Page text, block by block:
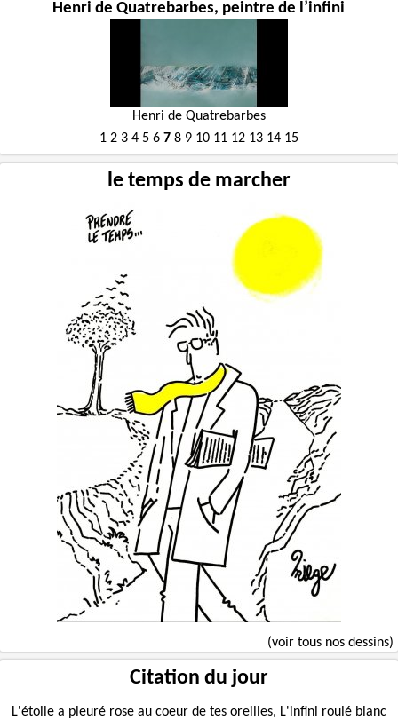
Henri de Quatrebarbes, peintre de l’infini
Henri de Quatrebarbes
1 2 3 4 5 6 7 8 9 10 11 12 13 14 15
le temps de marcher
(voir tous nos dessins)
Citation du jour
L'étoile a pleuré rose au coeur de tes oreilles, L'infini roulé blanc